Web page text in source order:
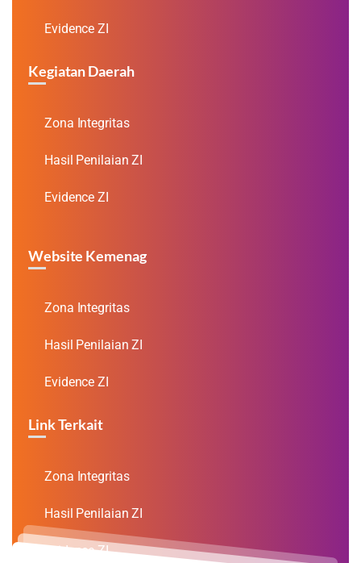
Evidence ZI
Kegiatan Daerah
Zona Integritas
Hasil Penilaian ZI
Evidence ZI
Website Kemenag
Zona Integritas
Hasil Penilaian ZI
Evidence ZI
Link Terkait
Zona Integritas
Hasil Penilaian ZI
Evidence ZI